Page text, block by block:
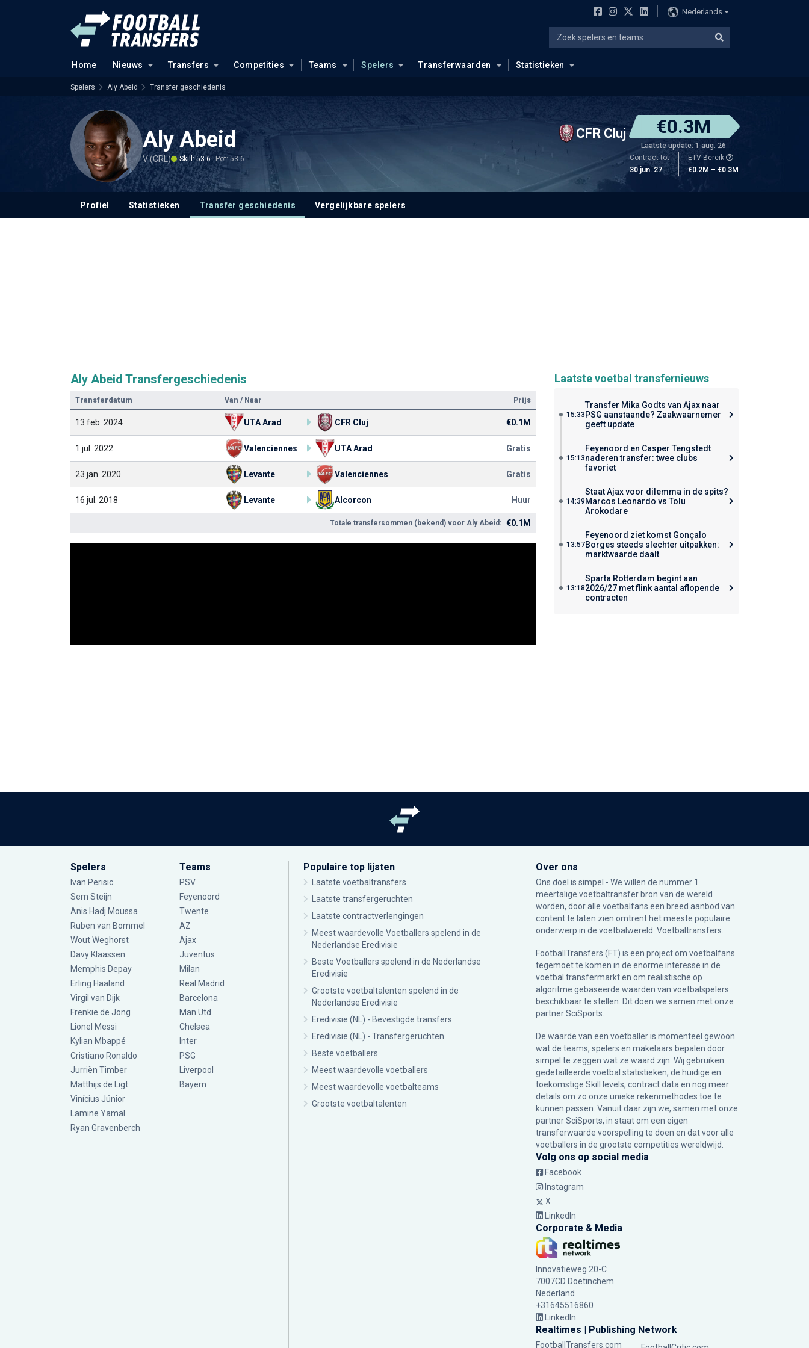
Nederlands
Home Nieuws Transfers Competities Teams Spelers Transferwaarden Statistieken
Spelers Aly Abeid Transfer geschiedenis
Aly Abeid
V (CRL) Skill: 53.6 Pot: 53.6
CFR Cluj €0.3M
Laatste update: 1 aug. 26
Contract tot
30 jun. 27
ETV Bereik
€0.2M – €0.3M
Profiel Statistieken Transfer geschiedenis Vergelijkbare spelers
Aly Abeid Transfergeschiedenis
Transferdatum Van / Naar Prijs
13 feb. 2024 UTA Arad CFR Cluj €0.1M
1 jul. 2022 Valenciennes UTA Arad Gratis
23 jan. 2020 Levante Valenciennes Gratis
16 jul. 2018 Levante Alcorcon Huur
Totale transfersommen (bekend) voor Aly Abeid: €0.1M
Laatste voetbal transfernieuws
15:33
Transfer Mika Godts van Ajax naar
PSG aanstaande? Zaakwaarnemer
geeft update
15:13
Feyenoord en Casper Tengstedt
naderen transfer: twee clubs
favoriet
14:39
Staat Ajax voor dilemma in de spits?
Marcos Leonardo vs Tolu
Arokodare
13:57
Feyenoord ziet komst Gonçalo
Borges steeds slechter uitpakken:
marktwaarde daalt
13:18
Sparta Rotterdam begint aan
2026/27 met flink aantal aflopende
contracten
Spelers
Ivan Perisic
Sem Steijn
Anis Hadj Moussa
Ruben van Bommel
Wout Weghorst
Davy Klaassen
Memphis Depay
Erling Haaland
Virgil van Dijk
Frenkie de Jong
Lionel Messi
Kylian Mbappé
Cristiano Ronaldo
Jurriën Timber
Matthijs de Ligt
Vinícius Júnior
Lamine Yamal
Ryan Gravenberch
Teams
PSV
Feyenoord
Twente
AZ
Ajax
Juventus
Milan
Real Madrid
Barcelona
Man Utd
Chelsea
Inter
PSG
Liverpool
Bayern
Populaire top lijsten
Laatste voetbaltransfers
Laatste transfergeruchten
Laatste contractverlengingen
Meest waardevolle Voetballers spelend in de
Nederlandse Eredivisie
Beste Voetballers spelend in de Nederlandse
Eredivisie
Grootste voetbaltalenten spelend in de
Nederlandse Eredivisie
Eredivisie (NL) - Bevestigde transfers
Eredivisie (NL) - Transfergeruchten
Beste voetballers
Meest waardevolle voetballers
Meest waardevolle voetbalteams
Grootste voetbaltalenten
Over ons
Ons doel is simpel - We willen de nummer 1
meertalige voetbaltransfer bron van de wereld
worden, door alle voetbalfans een breed aanbod van
content te laten zien omtrent het meeste populaire
onderwerp in de voetbalwereld: Voetbaltransfers.
FootballTransfers (FT) is een project om voetbalfans
tegemoet te komen in de enorme interesse in de
voetbal transfermarkt en om realistische op
algoritme gebaseerde waarden van voetbalspelers
beschikbaar te stellen. Dit doen we samen met onze
partnerSciSports
De waarde van een voetballer is momenteel gewoon
wat de teams, spelers en makelaars bepalen door
simpel te zeggen wat ze waard zijn. Wij gebruiken
gedetailleerde voetbal statistieken, de huidige en
toekomstige Skill levels, contract data en nog meer
details om zo onze unieke rekenmethodes toe te
kunnen passen. Vanuit daar zijn we, samen met onze
partner SciSports, in staat om een eigen
transferwaarde voorspelling te doen en dat voor alle
voetballers in de grootste competities wereldwijd.
Volg ons op social media
Facebook
Instagram
X
LinkedIn
Corporate & Media
Innovatieweg 20-C
7007CD Doetinchem
Nederland
+31645516860
LinkedIn
Realtimes | Publishing Network
FootballTransfers.com